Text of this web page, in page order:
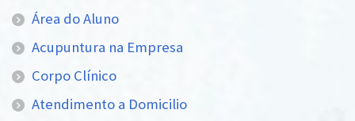
Área do Aluno
Acupuntura na Empresa
Corpo Clínico
Atendimento a Domicilio